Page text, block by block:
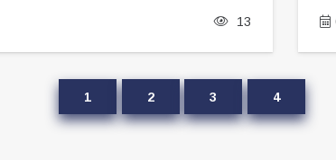
13
1 2 3 4